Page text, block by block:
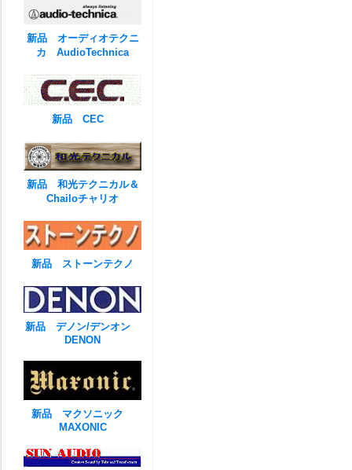
新品 オーディオテクニ
カ AudioTechnica
新品 CEC
新品 和光テクニカル＆
Chailoチャリオ
新品 ストーンテクノ
新品 デノン/デンオン
DENON
新品 マクソニック
MAXONIC